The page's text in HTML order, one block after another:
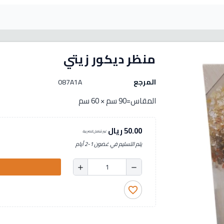
منظر ديكور زيتي
المرجع 087A1A
المقاس=90 سم × 60 سم
50.00 ريال غير شامل للضريبة
يتم التسليم في غضون 1-2 أيام
remove
add
favorite_border